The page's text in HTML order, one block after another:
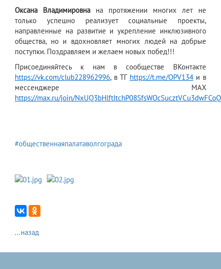
Оксана Владимировна на протяжении многих лет не
только успешно реализует социальные проекты,
направленные на развитие и укрепление инклюзивного
общества, но и вдохновляет многих людей на добрые
поступки. Поздравляем и желаем новых побед!!!
Присоединяйтесь к нам в сообществе ВКонтакте
https://vk.com/club228962996, в ТГ https://t.me/OPV134и в
мессенджере МАХ
https://max.ru/join/
#общественнаяпалатаволгограда
...назад